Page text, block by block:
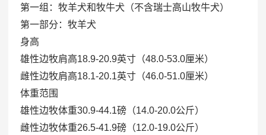
第一组：牧羊犬和牧牛犬（不含瑞士高山牧牛犬）
第一部分：牧羊犬
身高
雄性边牧肩高18.9-20.9英寸（48.0-53.0厘米）
雌性边牧肩高18.1-20.1英寸（46.0-51.0厘米）
体重范围
雄性边牧体重30.9-44.1磅（14.0-20.0公斤）
雌性边牧体重26.5-41.9磅（12.0-19.0公斤）